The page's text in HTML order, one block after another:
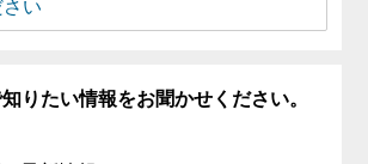
りたい情報をお聞かせください。